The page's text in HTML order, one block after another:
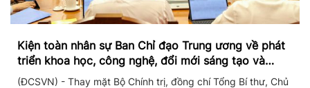
Kiện toàn nhân sự Ban Chỉ đạo Trung ương về phát
triển khoa học, công nghệ, đổi mới sáng tạo và
chuyển đổi số
(ĐCSVN) - Thay mặt Bộ Chính trị, đồng chí Tổng Bí thư, Chủ